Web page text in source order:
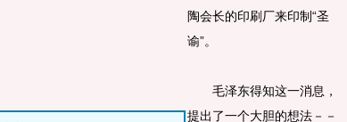
陶会长的印刷厂来印制“圣
谕”。
毛泽东得知这一消息，
提出了一个大胆的想法－－